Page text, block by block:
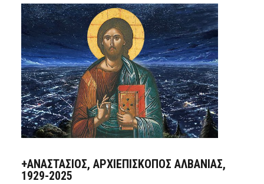
+ΑΝΑΣΤΆΣΙΟΣ, ΑΡΧΙΕΠΊΣΚΟΠΟΣ ΑΛΒΑΝΊΑΣ,
1929-2025